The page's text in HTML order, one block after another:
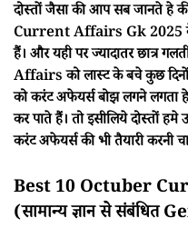
दोस्तों जैसा की आप सब जानते हे की
Current Affairs Gk 2025 के
हैं। और यही पर ज्यादातर छात्र
Affairs को लास्ट के बचे कुछ दिनों
को करंट अफेयर्स बोझ लगने लगता हे
कर पाते हैं। तो इसीलिये दोस्तों
करंट अफेयर्स की भी तैयारी करनी
Best 10 Octuber
(सामान्य ज्ञान से